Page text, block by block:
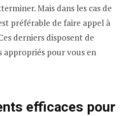
Mais dans les cas de
préférable de faire appel à
derniers disposent de
appropriés pour vous en
efficaces pour